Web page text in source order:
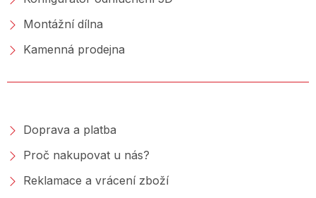
Montážní dílna
Kamenná prodejna
Doprava a platba
Proč nakupovat u nás?
Reklamace a vrácení zboží